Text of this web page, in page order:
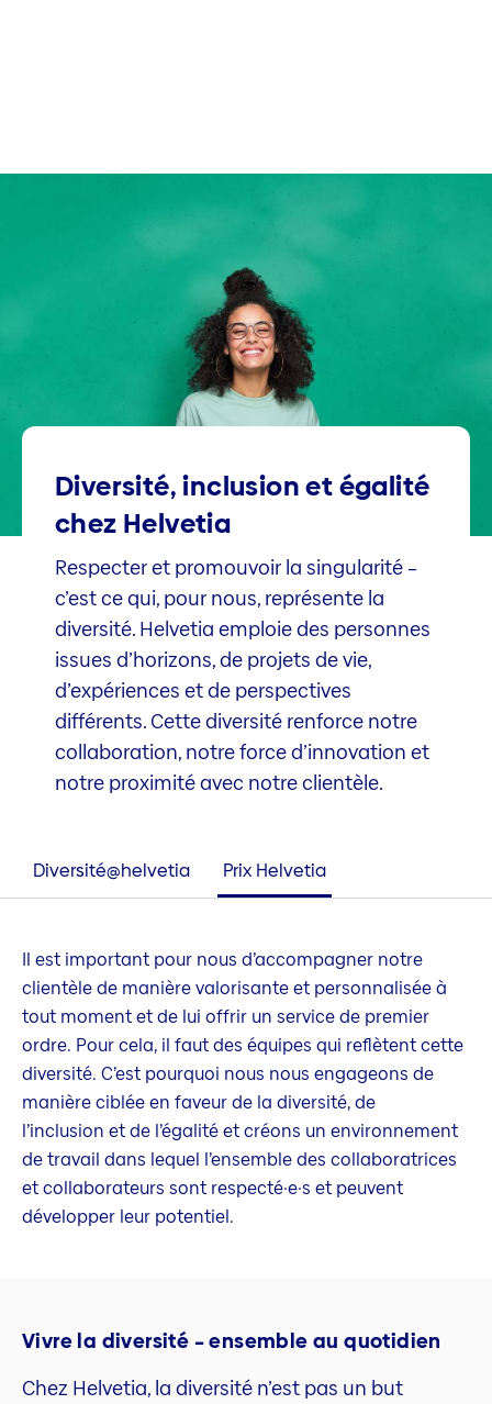
Diversité, inclusion et égalité
chez Helvetia
Respecter et promouvoir la singularité –
c’est ce qui, pour nous, représente la
diversité. Helvetia emploie des personnes
issues d’horizons, de projets de vie,
d’expériences et de perspectives
différents. Cette diversité renforce notre
collaboration, notre force d’innovation et
notre proximité avec notre clientèle.
Diversité@helvetia Prix Helvetia
Il est important pour nous d’accompagner notre
clientèle de manière valorisante et personnalisée à
tout moment et de lui offrir un service de premier
ordre. Pour cela, il faut des équipes qui reflètent cette
diversité. C’est pourquoi nous nous engageons de
manière ciblée en faveur de la diversité, de
l’inclusion et de l’égalité et créons un environnement
de travail dans lequel l’ensemble des collaboratrices
et collaborateurs sont respecté·e·s et peuvent
développer leur potentiel.
Vivre la diversité – ensemble au quotidien
Chez Helvetia, la diversité n’est pas un but